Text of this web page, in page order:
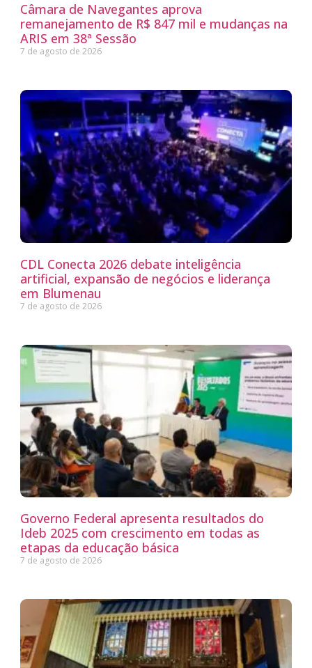
Câmara de Navegantes aprova
remanejamento de R$ 847 mil e mudanças na
ARIS em 38ª Sessão
7 de agosto de 2026
CDL Conecta 2026 debate inteligência
artificial, expansão de negócios e liderança
em Blumenau
7 de agosto de 2026
Governo Federal apresenta resultados do
Ideb 2025 com crescimento em todas as
etapas da educação básica
7 de agosto de 2026